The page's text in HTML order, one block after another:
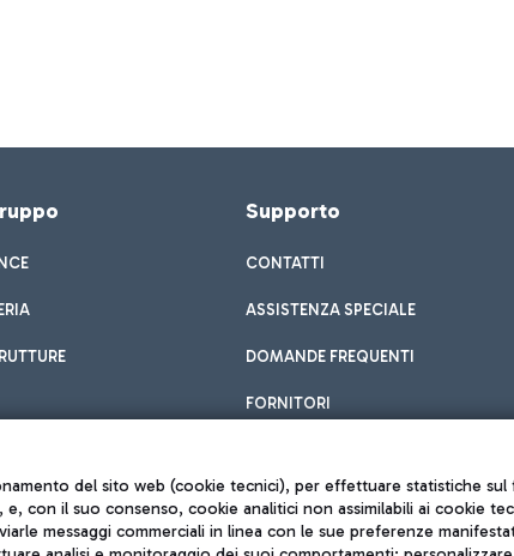
Supporto
CONTATTI
ASSISTENZA SPECIALE
DOMANDE FREQUENTI
FORNITORI
del sito web (cookie tecnici), per effettuare statistiche
e, con il suo consenso, cookie analitici non assimilabili ai cookie
messaggi commerciali in linea con le sue preferenze